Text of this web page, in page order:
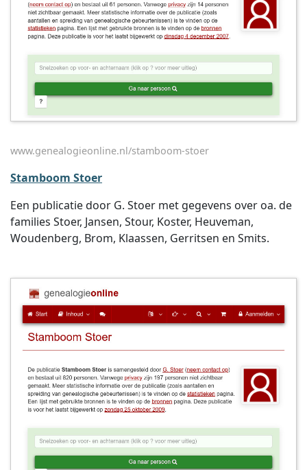
www.genealogieonline.nl/stamboom-stoer
Stamboom Stoer
Een publicatie door G. Stoer met gegevens over oa. de
families Stoer, Jansen, Stour, Koster, Heuveman,
Woudenberg, Brom, Klaassen, Gerritsen en Smits.